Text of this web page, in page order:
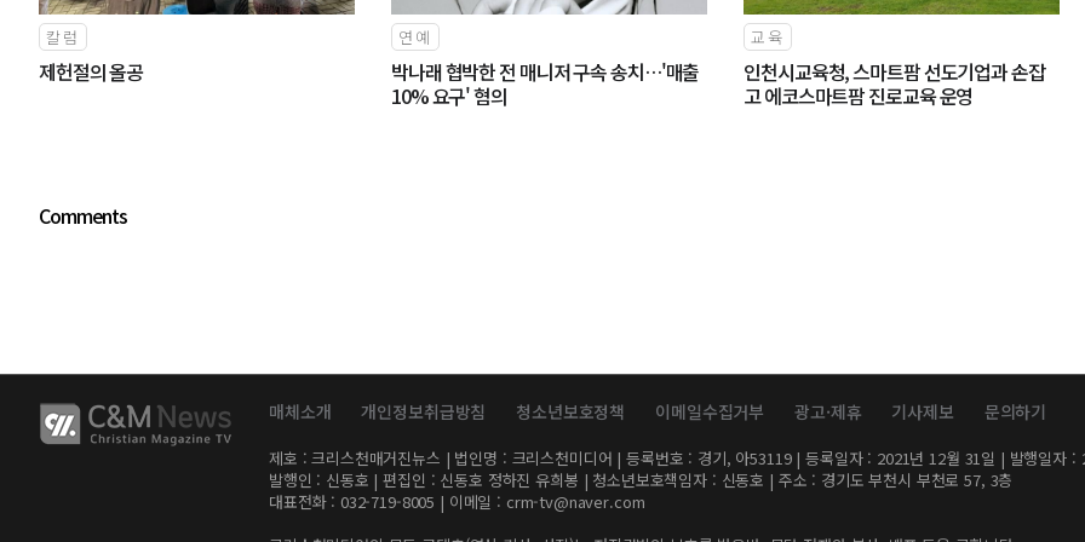
칼럼
제헌절의 올공
연예
박나래 협박한 전 매니저 구속 송치…'매출
10% 요구' 혐의
교육
인천시교육청, 스마트팜 선도기업과 손잡
고 에코스마트팜 진로교육 운영
Comments
매체소개 개인정보취급방침 청소년보호정책 이메일수집거부 광고·제휴 기사제보 문의하기
제호 : 크리스천매거진뉴스 | 법인명 : 크리스천미디어 | 등록번호 : 경기, 아53119 | 등록일자 : 2021년 12월 31일 | 발행일자 :
발행인 : 신동호 | 편집인 : 신동호 정하진 유희봉 | 청소년보호책임자 : 신동호 | 주소 : 경기도 부천시 부천로 57, 3층
대표전화 : 032-719-8005 | 이메일 : crm-tv@naver.com